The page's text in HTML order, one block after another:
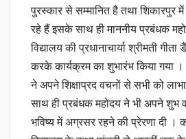
पुरस्कार से सम्मानित है तथा शिकारपुर
रहे हैं इसके साथ ही माननीय प्रबंधक
विद्यालय की प्रधानाचार्या श्रीमती
करके कार्यक्रम का शुभारंभ किया गया
ने अपने शिक्षाप्रद वचनों से सभी को
साथ ही प्रबंधक महोदय ने भी अपने
भविष्य में अग्रसर रहने की प्रेरणा दी ।